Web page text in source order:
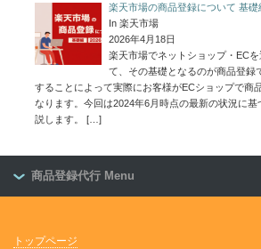
楽天市場の商品登録について 基礎
In 楽天市場
2026年4月18日
楽天市場でネットショップ・EC
て、その基礎となるのが商品登録
することによって実際にお客様がECショップで商
なります。今回は2024年6月時点の最新の状況に
説します。
[…]
商品登録代行 Menu
トップページ